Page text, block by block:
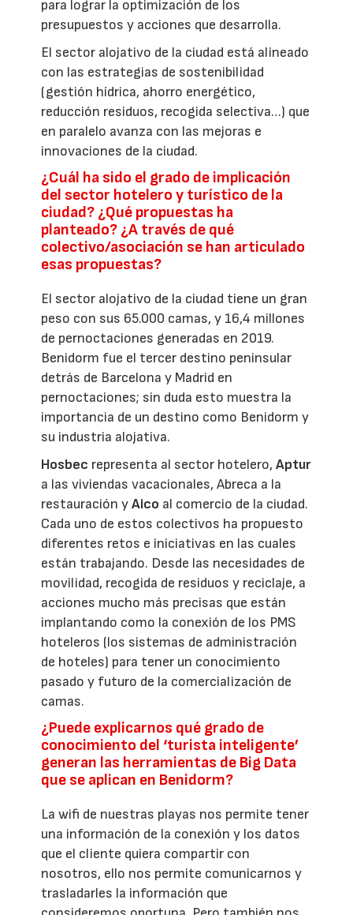
para lograr la optimización de los
presupuestos y acciones que desarrolla.
El sector alojativo de la ciudad está alineado
con las estrategias de sostenibilidad
(gestión hídrica, ahorro energético,
reducción residuos, recogida selectiva…) que
en paralelo avanza con las mejoras e
innovaciones de la ciudad.
¿Cuál ha sido el grado de implicación
del sector hotelero y turístico de la
ciudad? ¿Qué propuestas ha
planteado? ¿A través de qué
colectivo/asociación se han articulado
esas propuestas?
El sector alojativo de la ciudad tiene un gran
peso con sus 65.000 camas, y 16,4 millones
de pernoctaciones generadas en 2019.
Benidorm fue el tercer destino peninsular
detrás de Barcelona y Madrid en
pernoctaciones; sin duda esto muestra la
importancia de un destino como Benidorm y
su industria alojativa.
Hosbec representa al sector hotelero,Aptur
a las viviendas vacacionales, Abreca a la
restauración yAico al comercio de la ciudad.
Cada uno de estos colectivos ha propuesto
diferentes retos e iniciativas en las cuales
están trabajando. Desde las necesidades de
movilidad, recogida de residuos y reciclaje, a
acciones mucho más precisas que están
implantando como la conexión de los PMS
hoteleros (los sistemas de administración
de hoteles) para tener un conocimiento
pasado y futuro de la comercialización de
camas.
¿Puede explicarnos qué grado de
conocimiento del ‘turista inteligente’
generan las herramientas de Big Data
que se aplican en Benidorm?
La wifi de nuestras playas nos permite tener
una información de la conexión y los datos
que el cliente quiera compartir con
nosotros, ello nos permite comunicarnos y
trasladarles la información que